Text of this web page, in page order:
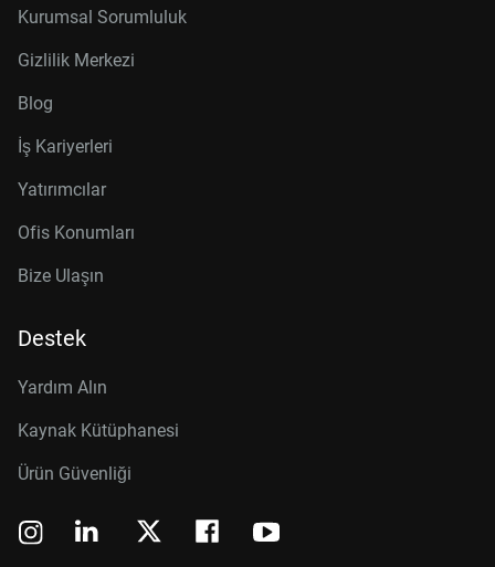
Kurumsal Sorumluluk
Gizlilik Merkezi
Blog
İş Kariyerleri
Yatırımcılar
Ofis Konumları
Bize Ulaşın
Destek
Yardım Alın
Kaynak Kütüphanesi
Ürün Güvenliği